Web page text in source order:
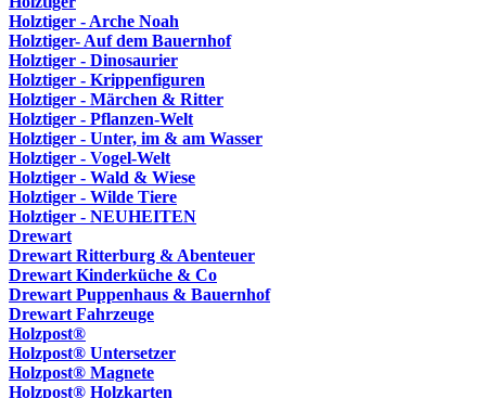
Holztiger - Arche Noah
Holztiger- Auf dem Bauernhof
Holztiger - Dinosaurier
Holztiger - Krippenfiguren
Holztiger - Märchen & Ritter
Holztiger - Pflanzen-Welt
Holztiger - Unter, im & am Wasser
Holztiger - Vogel-Welt
Holztiger - Wald & Wiese
Holztiger - Wilde Tiere
Holztiger - NEUHEITEN
Drewart
Drewart Ritterburg & Abenteuer
Drewart Kinderküche & Co
Drewart Puppenhaus & Bauernhof
Drewart Fahrzeuge
Holzpost®
Holzpost® Untersetzer
Holzpost® Magnete
Holzpost® Holzkarten